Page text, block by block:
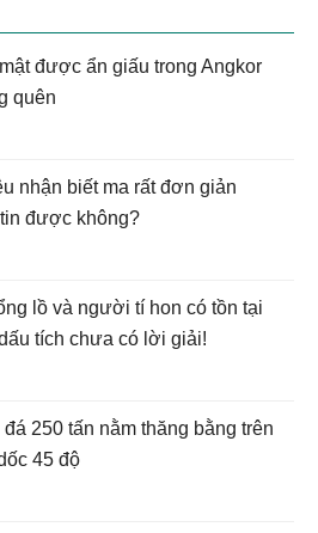
được ẩn giấu trong Angkor
quên
nhận biết ma rất đơn giản
được không?
lồ và người tí hon có tồn tại
tích chưa có lời giải!
đá 250 tấn nằm thăng bằng trên
45 độ